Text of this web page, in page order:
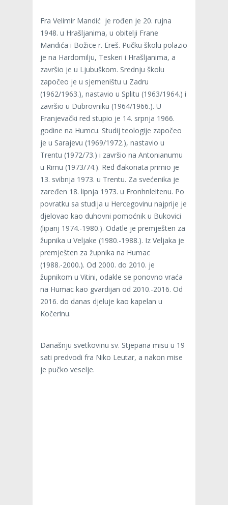
Fra Velimir Mandić je rođen je 20. rujna
1948. u Hrašljanima, u obitelji Frane
Mandića i Božice r. Ereš. Pučku školu polazio
je na Hardomilju, Teskeri i Hrašljanima, a
završio je u Ljubuškom. Srednju školu
započeo je u sjemeništu u Zadru
(1962/1963.), nastavio u Splitu (1963/1964.) i
završio u Dubrovniku (1964/1966.). U
Franjevački red stupio je 14. srpnja 1966.
godine na Humcu. Studij teologije započeo
je u Sarajevu (1969/1972.), nastavio u
Trentu (1972/73.) i završio na Antonianumu
u Rimu (1973/74.). Red đakonata primio je
13. svibnja 1973. u Trentu. Za svećenika je
zaređen 18. lipnja 1973. u Fronhnleitenu. Po
povratku sa studija u Hercegovinu najprije je
djelovao kao duhovni pomoćnik u Bukovici
(lipanj 1974.-1980.). Odatle je premješten za
župnika u Veljake (1980.-1988.). Iz Veljaka je
premješten za župnika na Humac
(1988.-2000.). Od 2000. do 2010. je
župnikom u Vitini, odakle se ponovno vraća
na Humac kao gvardijan od 2010.-2016. Od
2016. do danas djeluje kao kapelan u
Kočerinu.
Današnju svetkovinu sv. Stjepana misu u 19
sati predvodi fra Niko Leutar, a nakon mise
je pučko veselje.